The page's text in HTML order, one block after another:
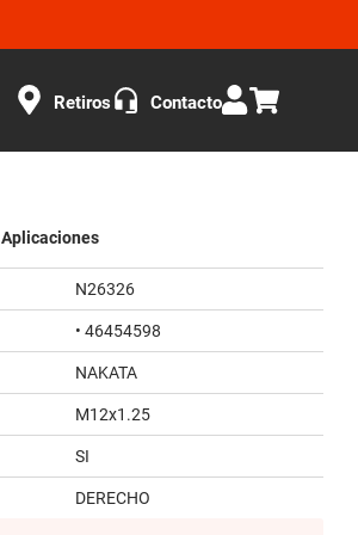
Retiros Contacto
Aplicaciones
N26326
• 46454598
NAKATA
M12x1.25
SI
DERECHO